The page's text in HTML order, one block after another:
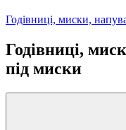
Годівниці, миски,
Годівниці,
під миски